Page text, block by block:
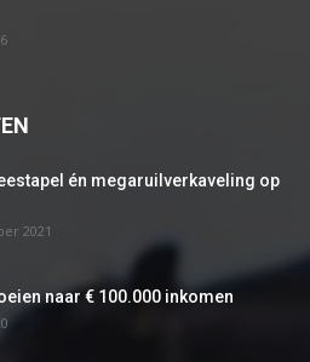
én megaruilverkaveling op
2021
naar € 100.000 inkomen